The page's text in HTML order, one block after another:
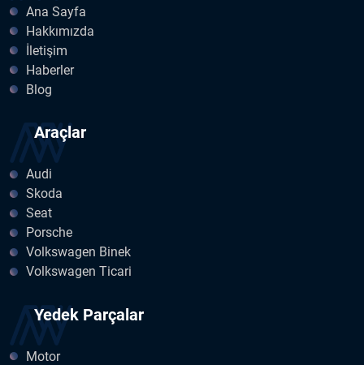
Ana Sayfa
Hakkımızda
İletişim
Haberler
Blog
Araçlar
Audi
Skoda
Seat
Porsche
Volkswagen Binek
Volkswagen Ticari
Yedek Parçalar
Motor